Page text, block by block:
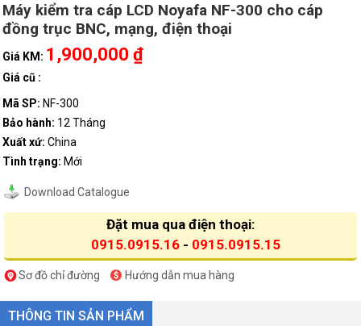
Máy kiểm tra cáp LCD Noyafa NF-300 cho cáp
đồng trục BNC, mạng, điện thoại
Giá KM: 1,900,000 ₫
Giá cũ :
Mã SP: NF-300
Bảo hành: 12 Tháng
Xuất xứ: China
Tình trạng: Mới
Download Catalogue
Đặt mua qua điện thoại:
0915.0915.16 - 0915.0915.15
Sơ đồ chỉ đường Hướng dẫn mua hàng
THÔNG TIN SẢN PHẨM